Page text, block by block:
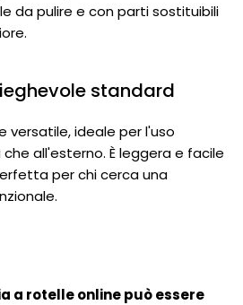
da pulire e con parti sostituibili
standard
versatile, ideale per l'uso
all'esterno. È leggera e facile
per chi cerca una
a rotelle online può essere